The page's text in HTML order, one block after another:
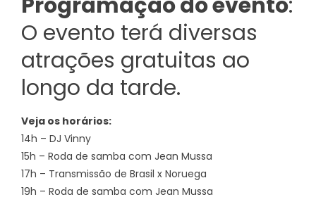
O evento terá diversas
atrações gratuitas ao
longo da tarde.
Veja os horários:
14h – DJ Vinny
15h – Roda de samba com Jean Mussa
17h – Transmissão de Brasil x Noruega
19h – Roda de samba com Jean Mussa